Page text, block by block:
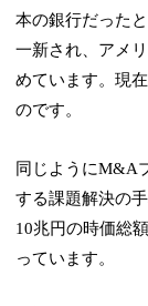
本の銀行だった
一新され、アメ
めています。現
のです。
同じようにM&A
する課題解決の
10兆円の時価総
っています。